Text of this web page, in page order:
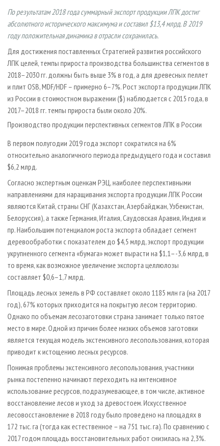
СУШКА ДРЕВЕСИНЫ
ПРОИЗВОДСТВО ДРЕВЕСНЫХ ПЛИТ
ДЕРЕВЯННОЕ ДОМОСТРОЕНИЕ
ПРОИЗВОДСТВО МЕБЕЛИ
БИОЭНЕРГЕТИКА
ЦБП
ИНСТРУМЕНТ И МАТЕРИАЛЫ
МОБИЛЬНЫЕ ВЫСТАВКИ
ОФИЦИАЛЬНЫЕ ДЕЛЕГАЦИИ
ПРИОРИТЕТНЫЕ ИНВЕСТПРОЕКТЫ
RUSSIAN FORESTRY REVIEW
ГАЗЕТА ЛЕСПРОМФОРУМ
БИБЛИОТЕКА СПЕЦИАЛИСТА
КОНТАКТЫ
РЕКЛАМА
РЕКЛАМА НА САЙТЕ
По результатам 2018 года суммарный экспорт продукции ЛПК достиг
абсолютного исторического максимума и составил $13,4 млрд. В 2019
году положительная динамика в отрасли сохранилась.
Для достижения поставленных Стратегией развития российского
ЛПК целей, темпы прироста производства большинства сегментов в
2018–2030 гг. должны быть выше 3% в год, а для древесных пеллет
и плит OSB, MDF/HDF – примерно 6–7%. Рост экспорта продукции ЛПК
из России в стоимостном выражении ($) наблюдается с 2015 года, в
2017–2018 гг. темпы прироста были около 20%.
Производство продукции перспективных сегментов ЛПК в России
В первом полугодии 2019 года экспорт сократился на 6%
относительно аналогичного периода предыдущего года и составил
$6,2 млрд.
Согласно экспертным оценкам РЭЦ, наиболее перспективными
направлениями для наращивания экспорта продукции ЛПК России
являются Китай, страны СНГ (Казахстан, Азербайджан, Узбекистан,
Белоруссия), а также Германия, Италия, Саудовская Аравия, Индия и
пр. Наибольшим потенциалом роста экспорта обладает сегмент
деревообработки с показателем до $4,5 млрд, экспорт продукции
укрупненного сегмента «бумага» может вырасти на $1,1–-3,6 млрд, в
то время, как возможное увеличение экспорта целлюлозы
составляет $0,6–1,7 млрд.
Площадь лесных земель в РФ составляет около 1185 млн га (на 2017
год), 67% которых приходится на покрытую лесом территорию.
Однако по объемам лесозаготовки страна занимает только пятое
место в мире. Одной из причин более низких объемов заготовки
является текущая модель экстенсивного лесопользования, которая
приводит к истощению лесных ресурсов.
Понимая проблемы экстенсивного лесопользования, участники
рынка постепенно начинают переходить на интенсивное
использование ресурсов, подразумевающее, в том числе, активное
восстановление лесов и уход за древостоем. Искусственное
лесовосстановление в 2018 году было проведено на площадях в
172 тыс. га (тогда как естественное – на 751 тыс. га). По сравнению с
2017 годом площадь восстановительных работ снизилась на 2,3%.